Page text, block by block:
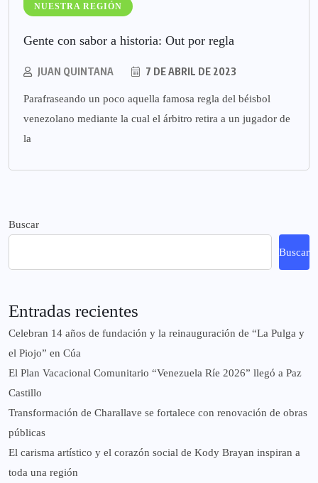
NUESTRA REGIÓN
Gente con sabor a historia: Out por regla
JUAN QUINTANA 7 DE ABRIL DE 2023
Parafraseando un poco aquella famosa regla del béisbol
venezolano mediante la cual el árbitro retira a un jugador de
la
Buscar
Buscar
Entradas recientes
Celebran 14 años de fundación y la reinauguración de “La Pulga y
el Piojo” en Cúa
El Plan Vacacional Comunitario “Venezuela Ríe 2026” llegó a Paz
Castillo​
Transformación de Charallave se fortalece con renovación de obras
públicas
El carisma artístico y el corazón social de Kody Brayan inspiran a
toda una región